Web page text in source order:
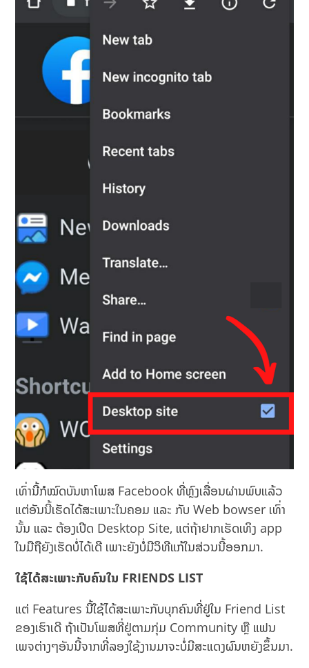
ເທົ່ານີ້ກໍໝົດບັນຫາໂພສ Facebook ທີ່ຫຼົງເລື່ອນຜ່ານພົບແລ້ວ
ແຕ່ອັນນີ້ເຮັດໄດ້ສະເພາະໃນຄອມ ແລະ ກັບ Web bowser ເທົ່າ
ນັ້ນ ແລະ ຕ້ອງເປີດ Desktop Site, ແຕ່ຖ້າຢາກເຮັດເທິງ app
ໃນມືຖືຍັງເຮັດບໍ່ໄດ້ເດີ ເພາະຍັງບໍ່ມີວິທີແກ້ໃນສ່ວນນີ້ອອກມາ.
ໃຊ້ໄດ້ສະເພາະກັບຄົນໃນ FRIENDS LIST
ແຕ່ Features ນີ້ໃຊ້ໄດ້ສະເພາະກັບບຸກຄົນທີ່ຢູ່ໃນ Friend List
ຂອງເຮົາເດີ ຖ້າເປັນໂພສທີ່ຢູ່ຕາມກຸ່ມ Community ຫຼື ແຟນ
ເພຈຕ່າງໆອັນນີ້ຈາກທີ່ລອງໃຊ້ງານມາຈະບໍ່ມີສະແດງຜົນຫຍັງຂຶ້ນມາ.